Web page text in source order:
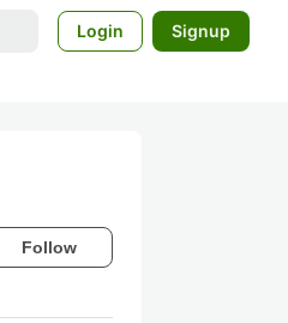
Login Signup
Follow